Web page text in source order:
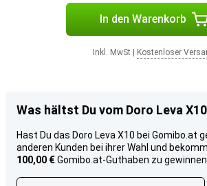
In den Warenkorb
Inkl. MwSt Kostenloser
Was hältst Du vom Doro Leva
Hast Du das Doro Leva X10 bei Gomibo.at
anderen Kunden bei ihrer Wahl und
100,00 €Gomibo.at-Guthaben zu